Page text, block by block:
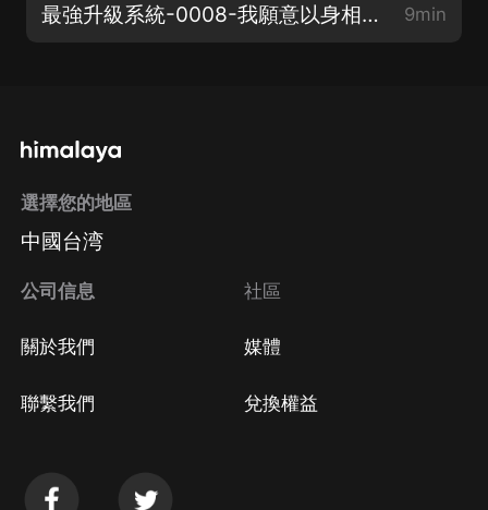
最強升級系統-0008-我願意以身相許（《極品修真強少》上架啦） 9min
選擇您的地區
中國台湾
公司信息
關於我們
聯繫我們
社區
媒體
兌換權益